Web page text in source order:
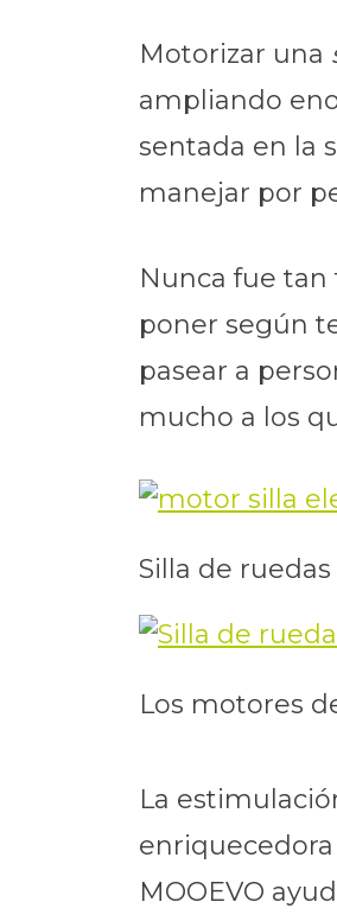
Motorizar una
ampliando
sentada en la
manejar por
Nunca fue
poner según
pasear a
mucho a los
Silla de
Los motores
La
MOOEVO